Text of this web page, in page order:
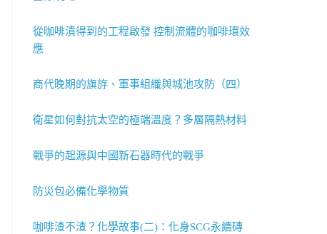
從咖啡漬得到的工程啟發 控制流體的咖啡環效
應
商代晚期的旗斿、軍事組織與城池攻防（四）
衛星如何對抗太空的極端溫度？多層隔熱材料
戰爭的起源與中國新石器時代的戰爭
防災包必備化學物質
咖啡渣不渣？化學故事(二)：化身SCG永續磚